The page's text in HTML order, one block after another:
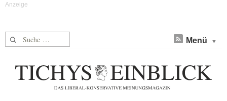
Suche nach: Menü